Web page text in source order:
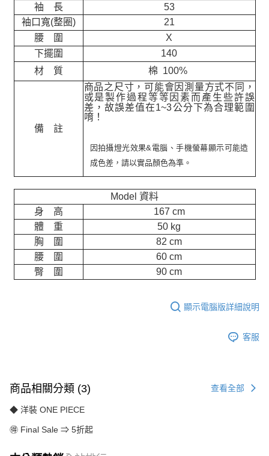
袖 長
53
袖口寬(整圈)
21
腰 圍
X
下擺圍
140
材 質
棉 100%
備 註
商品之尺寸，可能會因測量方式不同，
或是製作過程等等因素而產生些許誤
差，故誤差值在1~3公分下為合理範圍
唷！
因拍攝燈光效果&電腦、手機螢幕顯示可能造
成色差，請以實品顏色為準。
Model 資料
身 高
167 cm
體 重
50 kg
胸 圍
82 cm
腰 圍
60 cm
臀 圍
90 cm
顯示電腦版詳細說明
客服
商品相關分類 (3) 查看全部
◆ 洋裝 ONE PIECE
🉐 Final Sale ⇒ 5折起